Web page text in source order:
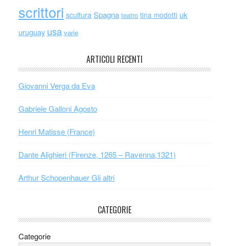
scrittori scultura Spagna teatro tina modotti uk
uruguay usa varie
ARTICOLI RECENTI
Giovanni Verga da Eva
Gabriele Galloni Agosto
Henri Matisse (France)
Dante Alighieri (Firenze, 1265 – Ravenna,1321)
Arthur Schopenhauer Gli altri
CATEGORIE
Categorie